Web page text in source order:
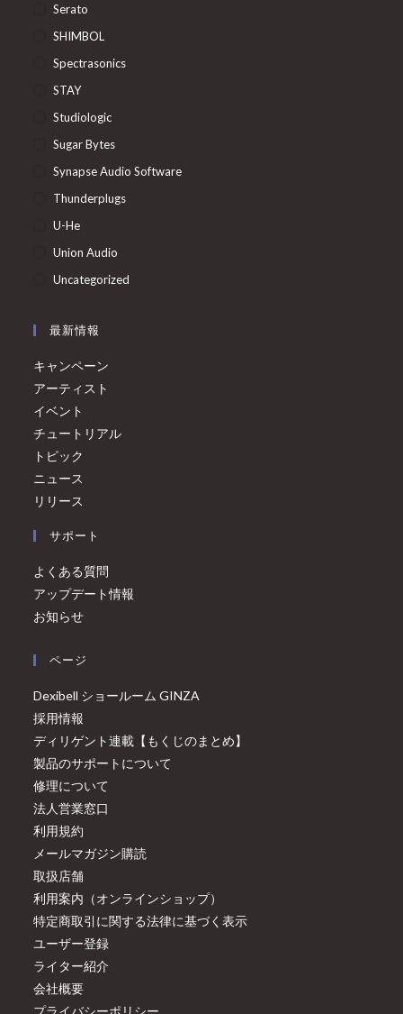
Serato
SHIMBOL
Spectrasonics
STAY
Studiologic
Sugar Bytes
Synapse Audio Software
Thunderplugs
U-He
Union Audio
Uncategorized
最新情報
キャンペーン
アーティスト
イベント
チュートリアル
トピック
ニュース
リリース
サポート
よくある質問
アップデート情報
お知らせ
ページ
Dexibell ショールーム GINZA
採用情報
ディリゲント連載【もくじのまとめ】
製品のサポートについて
修理について
法人営業窓口
利用規約
メールマガジン購読
取扱店舗
利用案内（オンラインショップ）
特定商取引に関する法律に基づく表示
ユーザー登録
ライター紹介
会社概要
プライバシーポリシー